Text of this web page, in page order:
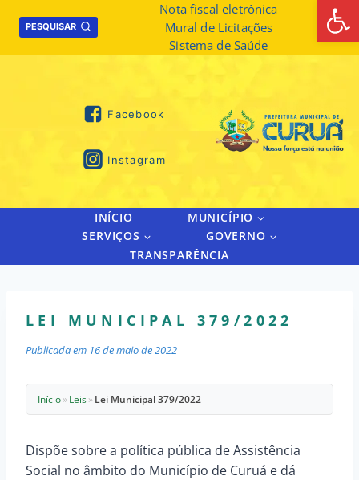
PESQUISAR
Nota fiscal eletrônica
Mural de Licitações
Sistema de Saúde
Facebook
Instagram
INÍCIO
MUNICÍPIO
SERVIÇOS
GOVERNO
TRANSPARÊNCIA
LEI MUNICIPAL 379/2022
Publicada em 16 de maio de 2022
Início» Leis» Lei Municipal 379/2022
Dispõe sobre a política pública de Assistência
Social no âmbito do Município de Curuá e dá